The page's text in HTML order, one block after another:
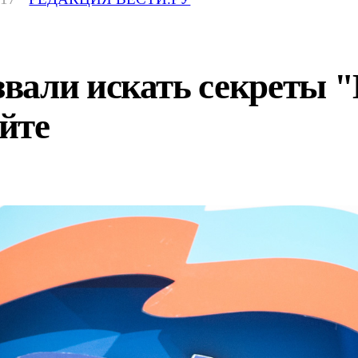
искать секреты